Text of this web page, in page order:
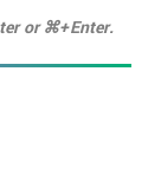
or ⌘+Enter.